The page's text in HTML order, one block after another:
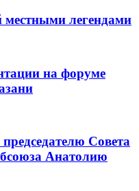
легендами
на форуме
Совета
Анатолию